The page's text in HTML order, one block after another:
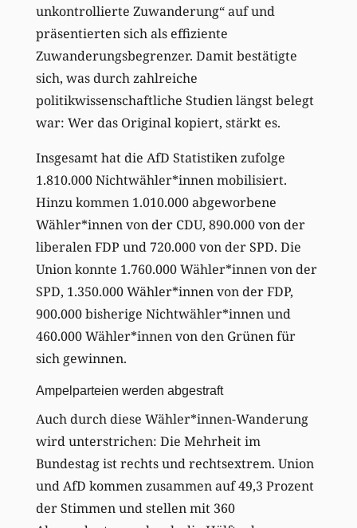
unkontrollierte Zuwanderung“ auf und
präsentierten sich als effiziente
Zuwanderungsbegrenzer. Damit bestätigte
sich, was durch zahlreiche
politikwissenschaftliche Studien längst belegt
war: Wer das Original kopiert, stärkt es.
Insgesamt hat die AfD Statistiken zufolge
1.810.000 Nichtwähler*innen mobilisiert.
Hinzu kommen 1.010.000 abgeworbene
Wähler*innen von der CDU, 890.000 von der
liberalen FDP und 720.000 von der SPD. Die
Union konnte 1.760.000 Wähler*innen von der
SPD, 1.350.000 Wähler*innen von der FDP,
900.000 bisherige Nichtwähler*innen und
460.000 Wähler*innen von den Grünen für
sich gewinnen.
Ampelparteien werden abgestraft
Auch durch diese Wähler*innen-Wanderung
wird unterstrichen: Die Mehrheit im
Bundestag ist rechts und rechtsextrem. Union
und AfD kommen zusammen auf 49,3 Prozent
der Stimmen und stellen mit 360